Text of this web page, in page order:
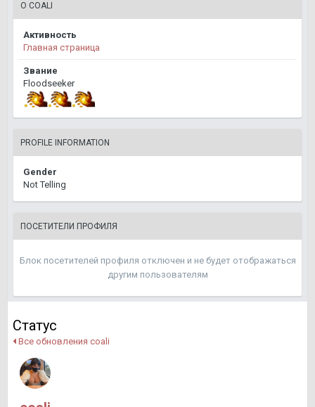
О COALI
Активность
Главная страница
Звание
Floodseeker
PROFILE INFORMATION
Gender
Not Telling
ПОСЕТИТЕЛИ ПРОФИЛЯ
Блок посетителей профиля отключен и не будет отображаться
другим пользователям
Статус
Все обновления coali